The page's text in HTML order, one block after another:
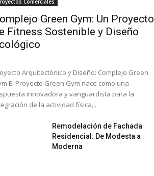
Comerciales
Green Gym: Un Proyecto
Fitness Sostenible y Diseño
Arquitectónico y Diseño: Complejo Green
El Proyecto Green Gym nace como una
innovadora y vanguardista para la
de la actividad física,...
Remodelación de Fachada
Residencial: De Modesta a
Moderna